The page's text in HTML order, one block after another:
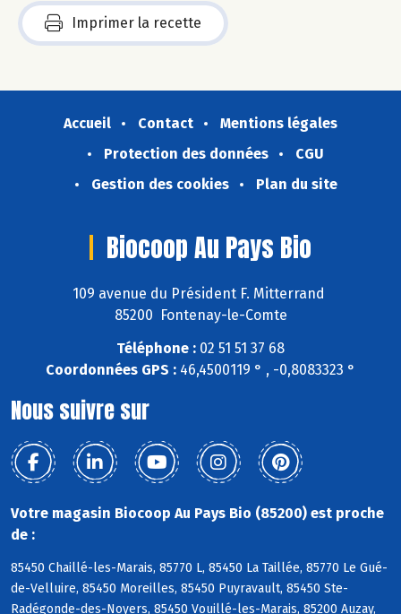
Imprimer la recette
Accueil Contact
Mentions légales
Protection des données
CGU
Gestion des cookies
Plan du site
Biocoop Au Pays Bio
109 avenue du Président F. Mitterrand
85200 Fontenay-le-Comte
Téléphone : 02 51 51 37 68
Coordonnées GPS : 46,4500119 ° , -0,8083323 °
Nous suivre sur
Votre magasin Biocoop Au Pays Bio (85200) est proche
de :
85450 Chaillé-les-Marais, 85770 L, 85450 La Taillée, 85770 Le Gué-
de-Velluire, 85450 Moreilles, 85450 Puyravault, 85450 Ste-
Radégonde-des-Noyers, 85450 Vouillé-les-Marais, 85200 Auzay,